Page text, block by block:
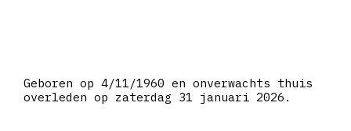
Geboren op 4/11/1960 en onverwachts thuis
overleden op zaterdag 31 januari 2026.